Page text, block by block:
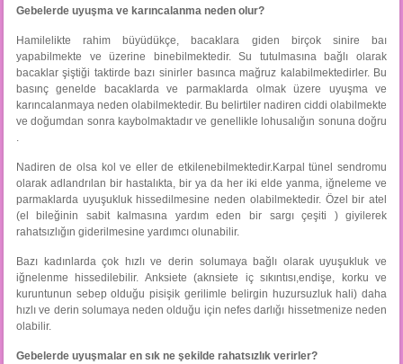
Gebelerde uyuşma ve karıncalanma neden olur?
Hamilelikte rahim büyüdükçe, bacaklara giden birçok sinire baı
yapabilmekte ve üzerine binebilmektedir. Su tutulmasına bağlı olarak
bacaklar şiştiği taktirde bazı sinirler basınca mağruz kalabilmektedirler. Bu
basınç genelde bacaklarda ve parmaklarda olmak üzere uyuşma ve
karıncalanmaya neden olabilmektedir. Bu belirtiler nadiren ciddi olabilmekte
ve doğumdan sonra kaybolmaktadır ve genellikle lohusalığın sonuna doğru
.
Nadiren de olsa kol ve eller de etkilenebilmektedir.Karpal tünel sendromu
olarak adlandrılan bir hastalıkta, bir ya da her iki elde yanma, iğneleme ve
parmaklarda uyuşukluk hissedilmesine neden olabilmektedir. Özel bir atel
(el bileğinin sabit kalmasına yardım eden bir sargı çeşiti ) giyilerek
rahatsızlığın giderilmesine yardımcı olunabilir.
Bazı kadınlarda çok hızlı ve derin solumaya bağlı olarak uyuşukluk ve
iğnelenme hissedilebilir. Anksiete (aknsiete iç sıkıntısı,endişe, korku ve
kuruntunun sebep olduğu pisişik gerilimle belirgin huzursuzluk hali) daha
hızlı ve derin solumaya neden olduğu için nefes darlığı hissetmenize neden
olabilir.
Gebelerde uyuşmalar en sık ne şekilde rahatsızlık verirler?